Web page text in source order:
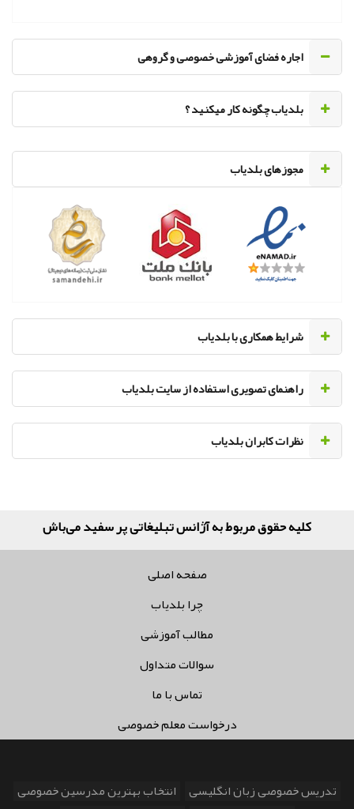
اجاره فضای آموزشی خصوصی و گروهی
‌بلدیاب چگونه کار میکنید ؟
مجوزهای بلدیاب
‌شرایط همکاری با بلدیاب
راهنمای تصویری استفاده از سایت بلدیاب
نظرات کابران بلدیاب
کلیه حقوق مربوط به آژانس تبلیغاتی پر سفید می‌باشد
صفحه اصلی
چرا بلدیاب
مطالب آموزشی
سوالات متداول
تماس با ما
درخواست معلم خصوصی
تدریس خصوصی زبان انگلیسی انتخاب بهترین مدرسین خصوصی